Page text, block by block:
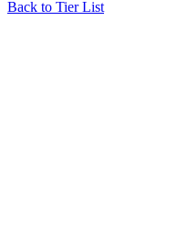
Back to Tier List